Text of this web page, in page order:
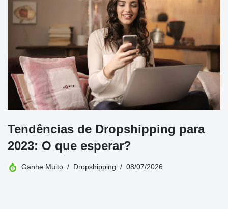
Tendências de Dropshipping para
2023: O que esperar?
Ganhe Muito Dropshipping 08/07/2026